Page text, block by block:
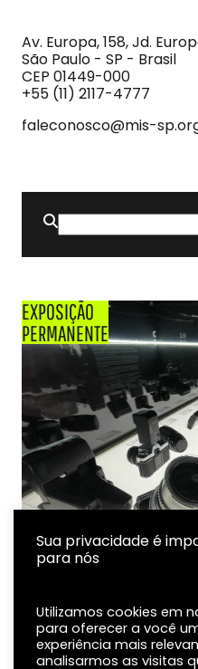
Imagem
e
do
Som
Av. Europa, 158, Jd.
São Paulo - SP - Brasil
CEP 01449-000
+55 (11) 2117-4777
faleconosco@mis-
Search
for:
EXPOSIÇÃO
PERMANENTE
LINHA DO TEMPO
Sua privacidade é
para nós
Utilizamos cookies em
para oferecer a você
experiência mais
analisarmos as visitas